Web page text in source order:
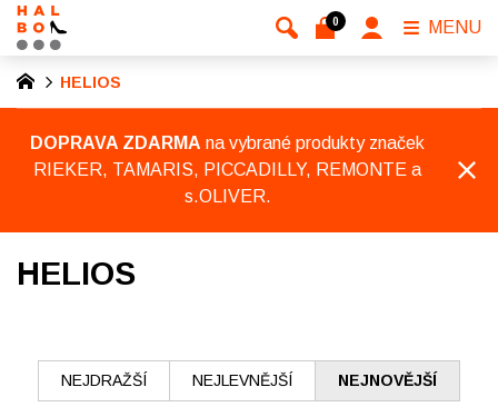
HELIOS
DOPRAVA ZDARMA na vybrané produkty značek
RIEKER, TAMARIS, PICCADILLY, REMONTE a
s.OLIVER.
HELIOS
NEJDRAŽŠÍ NEJLEVNĚJŠÍ NEJNOVĚJŠÍ
0 MENU